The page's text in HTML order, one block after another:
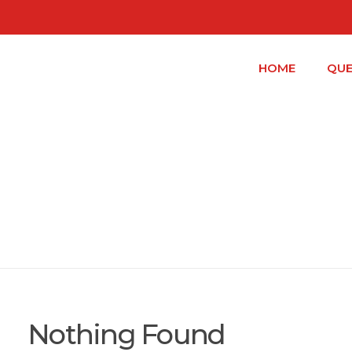
HOME
Nothing Found